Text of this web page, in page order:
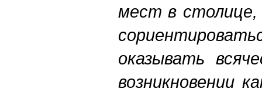
мест в
оказывать
возникновении